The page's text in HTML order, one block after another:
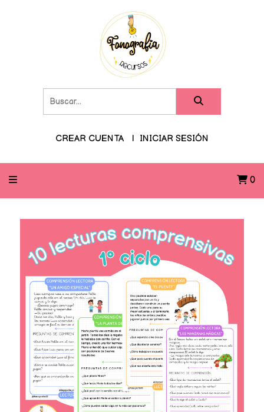
CREAR CUENTA INICIAR SESIÓN
0